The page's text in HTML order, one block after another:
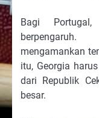
Bagi
mengamankan
itu, Georgia
dari Republik
besar.